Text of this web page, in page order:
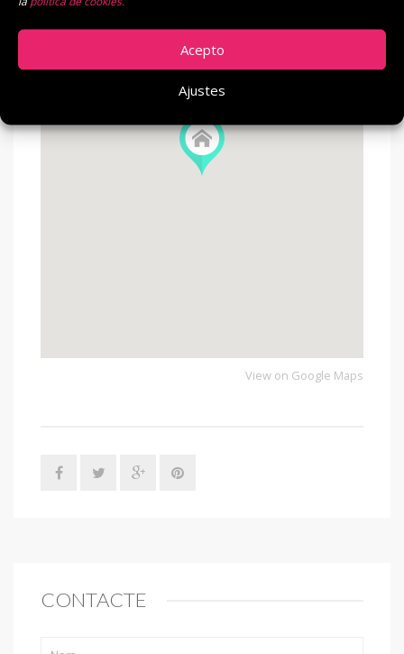
Acepto
Ajustes
View on Google Maps
CONTACTE